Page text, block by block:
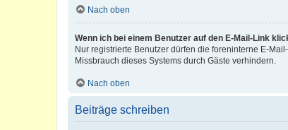
Nach oben
Wenn ich bei einem Benutzer auf den E-Mail-Link
Nur registrierte Benutzer dürfen die foreninterne E-
Missbrauch dieses Systems durch Gäste verhindern.
Nach oben
Beiträge schreiben